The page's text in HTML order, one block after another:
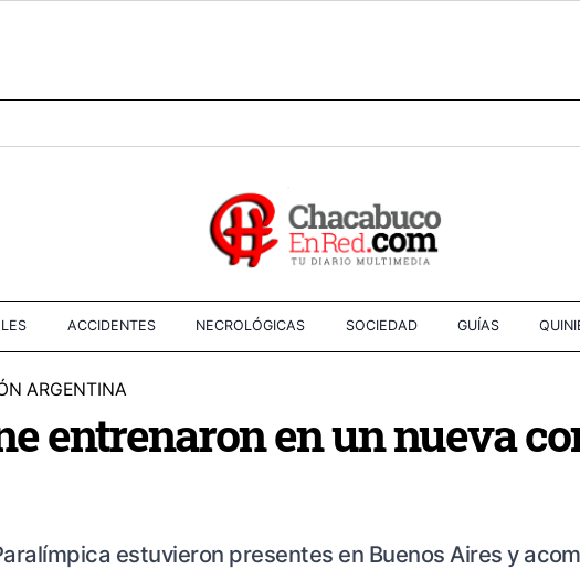
ACCIDENTES NECROLÓGICAS SOCIEDAD GUÍAS
ARGENTINA
entrenaron en un nueva
estuvieron presentes en Buenos Aires y